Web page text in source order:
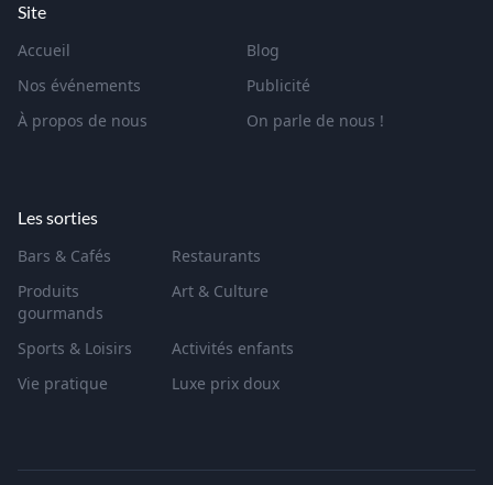
Site
Accueil
Blog
Nos événements
Publicité
À propos de nous
On parle de nous !
Les sorties
Bars & Cafés
Restaurants
Produits
gourmands
Art & Culture
Sports & Loisirs
Activités enfants
Vie pratique
Luxe prix doux